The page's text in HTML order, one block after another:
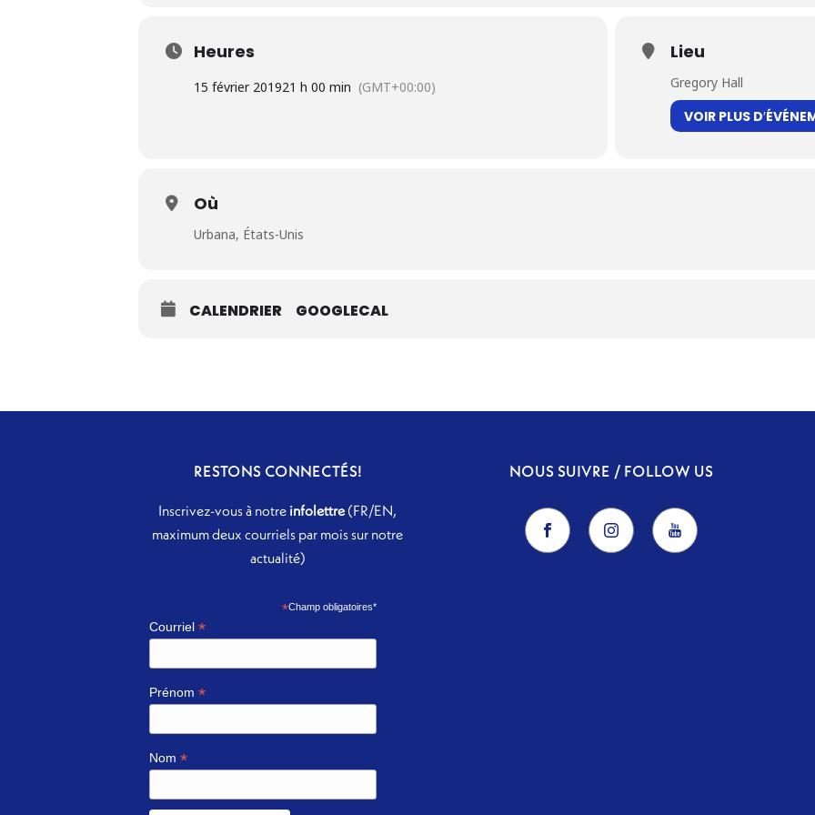
Heures
15 février 201921 h 00 min (GMT+00:00)
Lieu
Gregory Hall
VOIR PLUS
Où
Urbana, États-Unis
CALENDRIER GOOGLECAL
RESTONS CONNECTÉS!
Inscrivez-vous à notre infolettre(FR/EN,
maximum deux courriels par mois sur notre
actualité)
*Champ obligatoires*
Courriel *
Prénom *
Nom *
NOUS SUIVRE / FOLLOW US